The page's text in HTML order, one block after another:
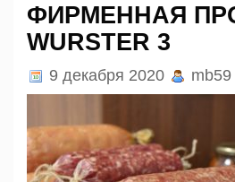
ТЕ КОГО ПРИРУЧИЛИ
ФИРМЕННАЯ
WURSTER 3
9 декабря 2020 mb59